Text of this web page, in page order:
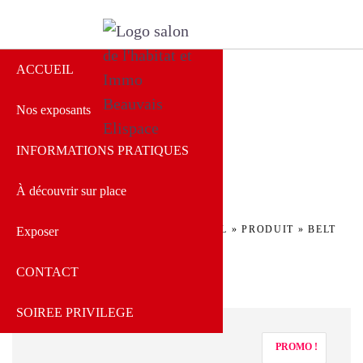
ACCUEIL
Nos exposants
INFORMATIONS PRATIQUES
À découvrir sur place
Exposer
CONTACT
SOIREE PRIVILEGE
Salon de l'Habitat
Beauvais
ACCUEIL »PRODUIT »BELT
PROMO !